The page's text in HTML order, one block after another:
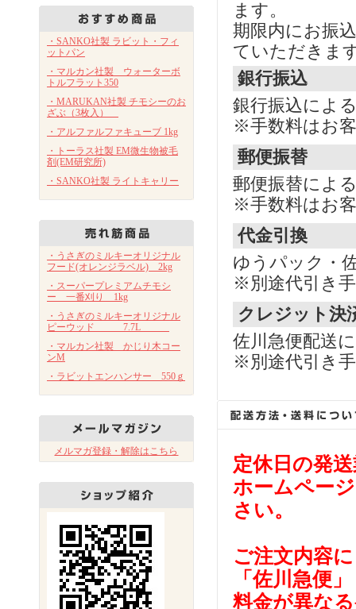
・SANKO社製 ラビット・フィ
ットパン
・マルカン社製 ウォーターボ
トルフラット350
・MARUKAN社製 チモシーのお
ざぶ（3枚入）
・アルファルファキューブ 1kg
・トーラス社製 EM微生物被毛
剤(EM研究所)
・SANKO社製 ライトキャリー
・うさぎのミルキーオリジナル
フード(オレンジラベル) 2kg
・スーパープレミアムチモシ
ー 一番刈り 1kg
・うさぎのミルキーオリジナル
ピーウッド 7.7L
・マルカン社製 かじり木コー
ンM
・ラビットエンハンサー 550ｇ
メルマガ登録・解除はこちら
ます。
期限内にお振
ていただきま
銀行振込
銀行振込によ
※手数料はお
郵便振替
郵便振替によ
※手数料はお
代金引換
ゆうパック・
※別途代引き
クレジット決
佐川急便配送
※別途代引き
定休日の発
ホームペー
さい。
ご注文内容
「佐川急便」
料金が異な